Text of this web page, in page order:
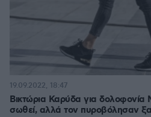
Βικτώρια Καρύδα για
σωθεί, αλλά τον πυροβόλησαν
19.09.2022, 18:47